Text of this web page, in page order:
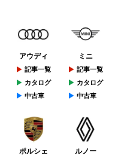
アウディ
記事一覧
カタログ
中古車
ミニ
記事一覧
カタログ
中古車
ポルシェ ルノー